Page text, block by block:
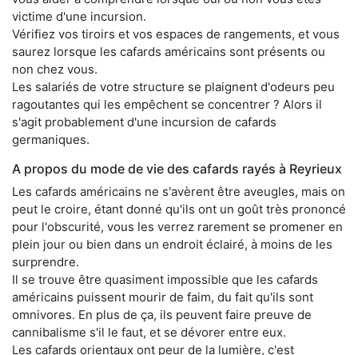
victime d'une incursion.
Vérifiez vos tiroirs et vos espaces de rangements, et vous
saurez lorsque les cafards américains sont présents ou
non chez vous.
Les salariés de votre structure se plaignent d'odeurs peu
ragoutantes qui les empêchent se concentrer ? Alors il
s'agit probablement d'une incursion de cafards
germaniques.
A propos du mode de vie des cafards rayés à Reyrieux
Les cafards américains ne s'avèrent être aveugles, mais on
peut le croire, étant donné qu'ils ont un goût très prononcé
pour l'obscurité, vous les verrez rarement se promener en
plein jour ou bien dans un endroit éclairé, à moins de les
surprendre.
Il se trouve être quasiment impossible que les cafards
américains puissent mourir de faim, du fait qu'ils sont
omnivores. En plus de ça, ils peuvent faire preuve de
cannibalisme s'il le faut, et se dévorer entre eux.
Les cafards orientaux ont peur de la lumière, c'est